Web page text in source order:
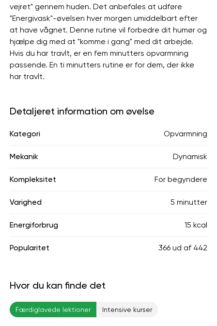
vejret" gennem huden. Det anbefales at udføre
"Energivask"-øvelsen hver morgen umiddelbart efter
at have vågnet. Denne rutine vil forbedre dit humør og
hjælpe dig med at "komme i gang" med dit arbejde.
Hvis du har travlt, er en fem minutters opvarmning
passende. En ti minutters rutine er for dem, der ikke
har travlt.
Detaljeret information om øvelse
Kategori Opvarmning
Mekanik Dynamisk
Kompleksitet For begyndere
Varighed 5 minutter
Energiforbrug 15 kcal
Popularitet 366 ud af 442
Hvor du kan finde det
Færdiglavede lektioner Intensive kurser